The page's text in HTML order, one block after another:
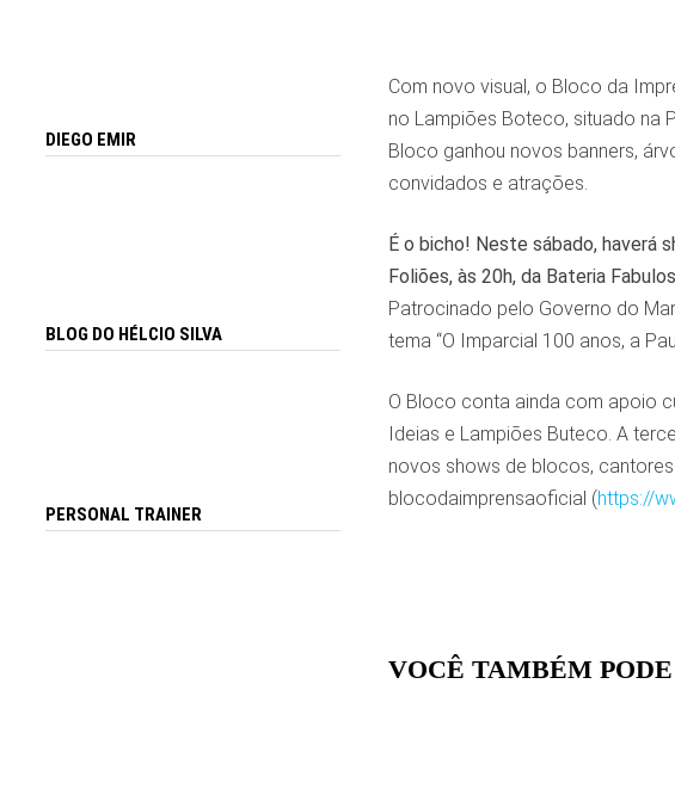
Com novo visual, o Bloco da
no Lampiões Boteco, situado na
Bloco ganhou novos banners,
convidados e atrações.
É o bicho! Neste sábado, haverá
Foliões, às 20h, da Bateria
Patrocinado pelo Governo do
tema “O Imparcial 100 anos, a
O Bloco conta ainda com apoio
Ideias e Lampiões Buteco. A
novos shows de blocos,
blocodaimprensaoficial (https://
VOCÊ TAMBÉM
DIEGO EMIR
BLOG DO HÉLCIO SILVA
PERSONAL TRAINER